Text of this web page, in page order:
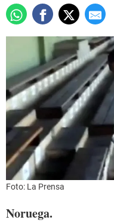
Foto: La Prensa
Noruega.